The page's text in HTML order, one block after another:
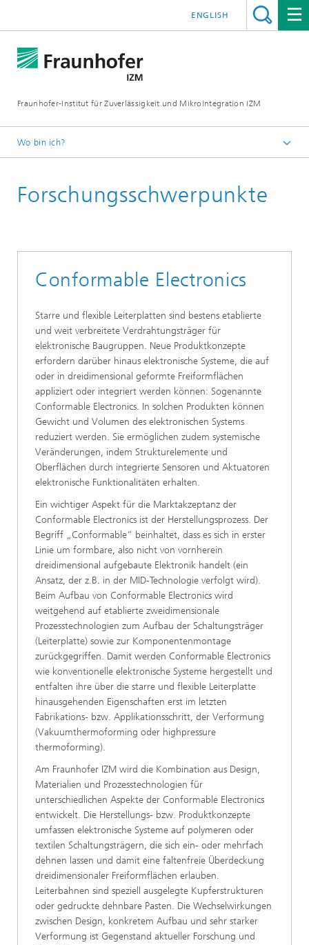
Fraunhofer-Institut für Zuverlässigkeit und Mikrointegration IZM
ENGLISH
Wo bin ich?
Abteilungen
Forschungsschwerpunkte
Conformable Electronics
Starre und flexible Leiterplatten sind bestens etablierte
und weit verbreitete Verdrahtungsträger für
elektronische Baugruppen. Neue Produktkonzepte
erfordern darüber hinaus elektronische Systeme, die auf
oder in dreidimensional geformte Freiformflächen
appliziert oder integriert werden können: Sogenannte
Conformable Electronics. In solchen Produkten können
Gewicht und Volumen des elektronischen Systems
reduziert werden. Sie ermöglichen zudem systemische
Veränderungen, indem Strukturelemente und
Oberflächen durch integrierte Sensoren und Aktuatoren
elektronische Funktionalitäten erhalten.
Ein wichtiger Aspekt für die Marktakzeptanz der
Conformable Electronics ist der Herstellungsprozess. Der
Begriff „Conformable“ beinhaltet, dass es sich in erster
Linie um formbare, also nicht von vornherein
dreidimensional aufgebaute Elektronik handelt (ein
Ansatz, der z.B. in der MID-Technologie verfolgt wird).
Beim Aufbau von Conformable Electronics wird
weitgehend auf etablierte zweidimensionale
Prozesstechnologien zum Aufbau der Schaltungsträger
(Leiterplatte) sowie zur Komponentenmontage
zurückgegriffen. Damit werden Conformable Electronics
wie konventionelle elektronische Systeme hergestellt und
entfalten ihre über die starre und flexible Leiterplatte
hinausgehenden Eigenschaften erst im letzten
Fabrikations- bzw. Applikationsschritt, der Verformung
(Vakuumthermoforming oder highpressure
thermoforming).
Am Fraunhofer IZM wird die Kombination aus Design,
Materialien und Prozesstechnologien für
unterschiedlichen Aspekte der Conformable Electronics
entwickelt. Die Herstellungs- bzw. Produktkonzepte
umfassen elektronische Systeme auf polymeren oder
textilen Schaltungsträgern, die sich ein- oder mehrfach
dehnen lassen und damit eine faltenfreie Überdeckung
dreidimensionaler Freiformflächen erlauben.
Leiterbahnen sind speziell ausgelegte Kupferstrukturen
oder gedruckte dehnbare Pasten. Die Wechselwirkungen
zwischen Design, konkretem Aufbau und sehr starker
Verformung ist Gegenstand aktueller Forschung und